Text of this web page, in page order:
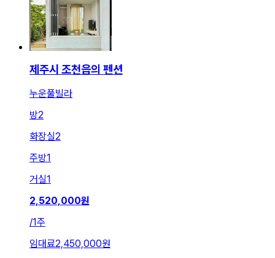
제주시 조천읍의 펜션
누운풀빌라
방2
화장실2
주방1
거실1
2,520,000원
/1주
임대료2,450,000원